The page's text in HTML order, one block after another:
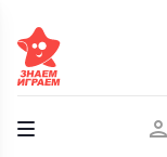
person